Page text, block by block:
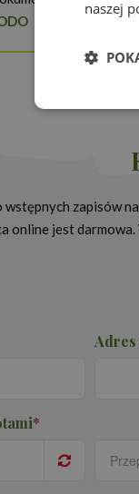
wstępnych zapisów
online jest darmowa.
*
naszej